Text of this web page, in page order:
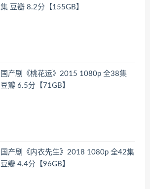
集 豆瓣 8.2分【155GB】
国产剧《桃花运》2015 1080p 全38集
豆瓣 6.5分【71GB】
国产剧《内衣先生》2018 1080p 全42集
豆瓣 4.4分【96GB】